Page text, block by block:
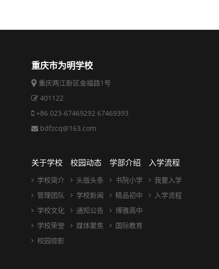
重庆市为明学校
重庆两江新区金福路1号
401122
+86 023-67469292 67469393
bdfzcq@163.com
关于学校
学校简介
管理团队
学校文化
学校荣誉
校园掠影
校园动态
头版头条
学校新闻
通知公告
媒体聚焦
学部介绍
书院小学
精品初中
博雅高中
国际教育
入学流程
我要入学
入学流程